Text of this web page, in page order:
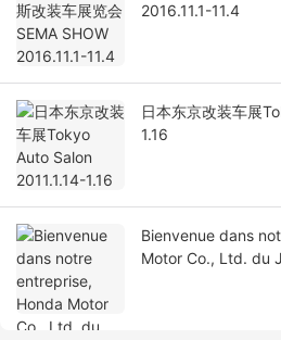
2016.11.1-11.4
日本东京改装车展
1.16
Bienvenue dans
Motor Co., Ltd. du